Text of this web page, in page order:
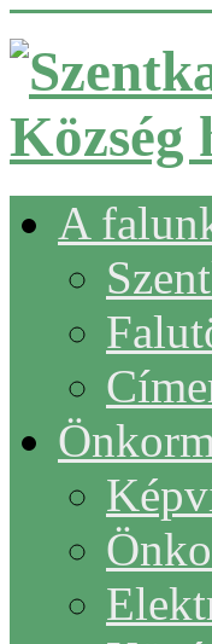
A